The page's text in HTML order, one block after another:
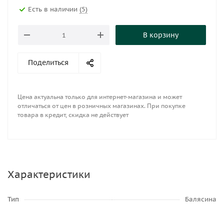
Есть в наличии (5)
В корзину
Поделиться
Цена актуальна только для интернет-магазина и может
отличаться от цен в розничных магазинах. При покупке
товара в кредит, скидка не действует
Характеристики
Тип Балясина